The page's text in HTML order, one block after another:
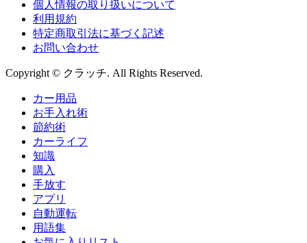
個人情報の取り扱いについて
利用規約
特定商取引法に基づく記述
お問い合わせ
Copyright © クラッチ. All Rights Reserved.
カー用品
お手入れ術
節約術
カーライフ
知識
購入
手放す
アプリ
自動運転
用語集